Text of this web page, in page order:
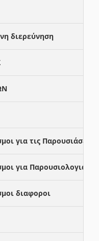
διερεύνηση
για τις Παρουσιάσεις
για Παρουσιολογια
διαφοροι